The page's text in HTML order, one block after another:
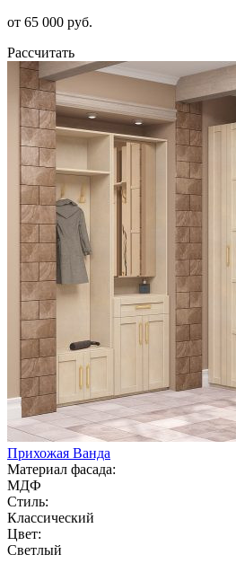
от 65 000 руб.
Рассчитать
Прихожая Ванда
Материал фасада:
МДФ
Стиль:
Классический
Цвет:
Светлый